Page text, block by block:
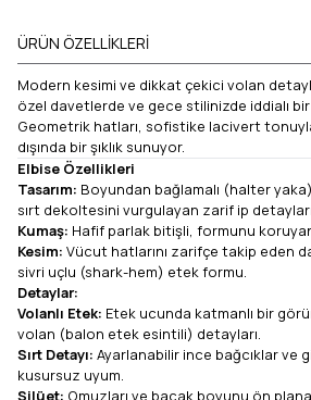
ÜRÜN ÖZELLIKLERI
Modern kesimi ve dikkat çekici volan
özel davetlerde ve gece stilinizde iddialı
Geometrik hatları, sofistike lacivert tonuyla
dışında bir şıklık sunuyor.
Elbise Özellikleri
Tasarım: Boyundan bağlamalı (halter
sırt dekoltesini vurgulayan zarif ip detayları.
Kumaş: Hafif parlak bitişli, formunu
Kesim: Vücut hatlarını zarifçe takip eden
sivri uçlu (shark-hem) etek formu.
Detaylar:
Volanlı Etek: Etek ucunda katmanlı bir
volan (balon etek esintili) detayları.
Sırt Detayı: Ayarlanabilir ince bağcıklar ve
kusursuz uyum.
Silüet: Omuzları ve bacak boyunu ön